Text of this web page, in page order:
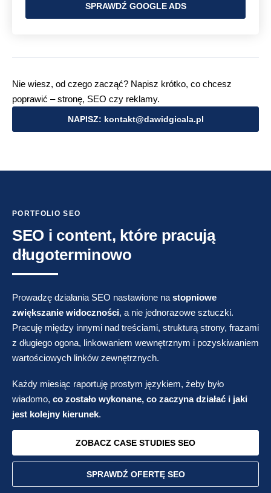
SPRAWDŹ GOOGLE ADS
Nie wiesz, od czego zacząć? Napisz krótko, co chcesz
poprawić – stronę, SEO czy reklamy.
NAPISZ: kontakt@dawidgicala.pl
PORTFOLIO SEO
SEO i content, które pracują
długoterminowo
Prowadzę działania SEO nastawione na stopniowe
zwiększanie widoczności, a nie jednorazowe sztuczki.
Pracuję między innymi nad treściami, strukturą strony, frazami
z długiego ogona, linkowaniem wewnętrznym i pozyskiwaniem
wartościowych linków zewnętrznych.
Każdy miesiąc raportuję prostym językiem, żeby było
wiadomo, co zostało wykonane, co zaczyna działać i jaki
jest kolejny kierunek.
ZOBACZ CASE STUDIES SEO
SPRAWDŹ OFERTĘ SEO